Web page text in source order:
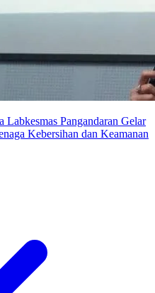
Pangandaran Gelar
Kebersihan dan Keamanan